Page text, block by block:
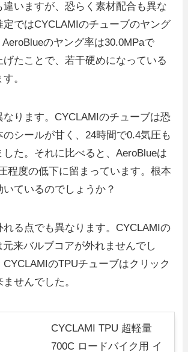
違いますが、恐らく素材配合も異な
定ではCYCLAMIのチューブのヤング
のヤング率は30.0MPaで
たことで、若干硬めになっている
。
なります。CYCLAMIのチューブは恐
のシールが甘く、24時間で0.4気圧も
た。それに比べると、AeroBlueは
程度の低下に留まっています。根本
ているのでしょうか？
れる点でも異なります。CYCLAMIの
来バルブコアが外れませんでし
のTPUチューブはクリック
せんでした。
CYCLAMI TPU 超軽量
700C ロードバイク用 イ